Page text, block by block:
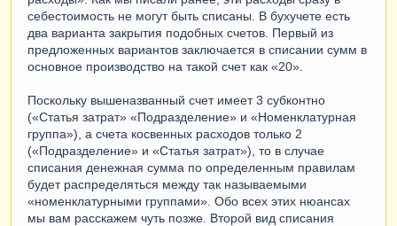
себестоимость не могут быть списаны. В бухучете есть
два варианта закрытия подобных счетов. Первый из
предложенных вариантов заключается в списании сумм в
основное производство на такой счет как «20».
Поскольку вышеназванный счет имеет 3 субконтно
(«Статья затрат» «Подразделение» и «Номенклатурная
группа»), а счета косвенных расходов только 2
(«Подразделение» и «Статья затрат»), то в случае
списания денежная сумма по определенным правилам
будет распределяться между так называемыми
«номенклатурными группами». Обо всех этих нюансах
мы вам расскажем чуть позже. Второй вид списания